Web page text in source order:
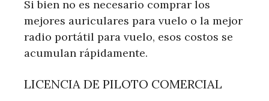
Si bien no es necesario comprar los
mejores auriculares para vuelo o la mejor
radio portátil para vuelo, esos costos se
acumulan rápidamente.
LICENCIA DE PILOTO COMERCIAL